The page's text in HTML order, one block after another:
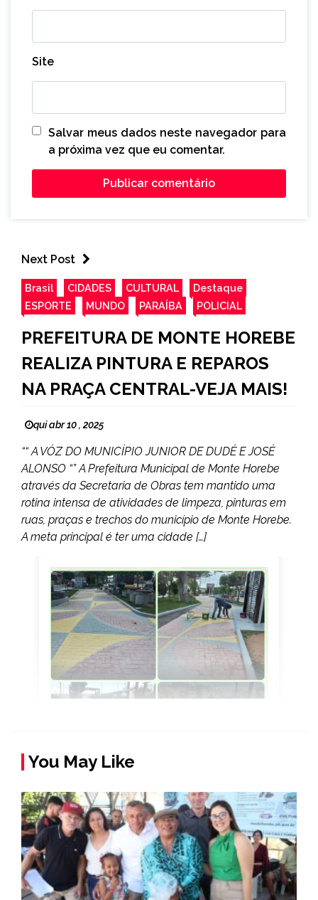
Site
Salvar meus dados neste navegador para
a próxima vez que eu comentar.
Next Post
Brasil CIDADES CULTURAL
Destaque
ESPORTE
MUNDO PARAÍBA POLICIAL
PREFEITURA DE MONTE HOREBE
REALIZA PINTURA E REPAROS
NA PRAÇA CENTRAL-VEJA MAIS!
qui abr 10 , 2025
““ A VÓZ DO MUNICÍPIO JUNIOR DE DUDÉ E JOSÉ
ALONSO “” A Prefeitura Municipal de Monte Horebe
através da Secretaria de Obras tem mantido uma
rotina intensa de atividades de limpeza, pinturas em
ruas, praças e trechos do município de Monte Horebe.
A meta principal é ter uma cidade […]
You May Like